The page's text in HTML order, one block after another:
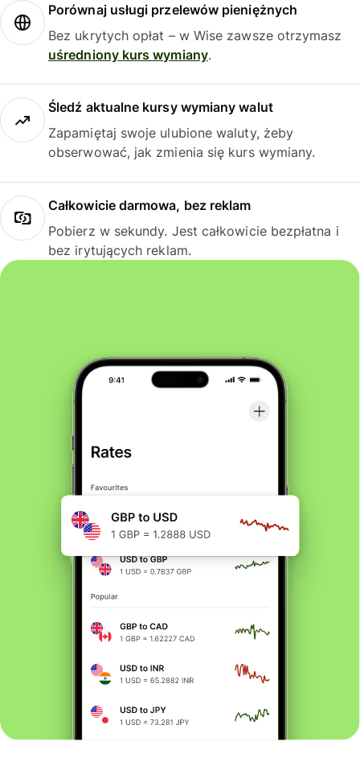
Porównaj usługi przelewów pieniężnych
Bez ukrytych opłat – w Wise zawsze otrzymasz
uśredniony kurs wymiany.
Śledź aktualne kursy wymiany walut
Zapamiętaj swoje ulubione waluty, żeby
obserwować, jak zmienia się kurs wymiany.
Całkowicie darmowa, bez reklam
Pobierz w sekundy. Jest całkowicie bezpłatna i
bez irytujących reklam.